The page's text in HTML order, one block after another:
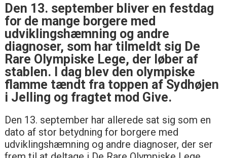
Den 13. september bliver en festdag
for de mange borgere med
udviklingshæmning og andre
diagnoser, som har tilmeldt sig De
Rare Olympiske Lege, der løber af
stablen. I dag blev den olympiske
flamme tændt fra toppen af Sydhøjen
i Jelling og fragtet mod Give.
Den 13. september har allerede sat sig som en
dato af stor betydning for borgere med
udviklingshæmning og andre diagnoser, der ser